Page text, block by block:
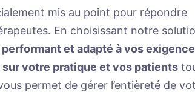
5
visio et à leurs
mis au point pour répondre
En choisissant notre
et adapté à vos
votre pratique et vos patients
permet de gérer l’entièreté de